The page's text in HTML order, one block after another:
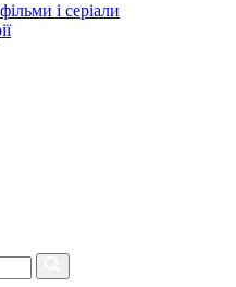
і серіали